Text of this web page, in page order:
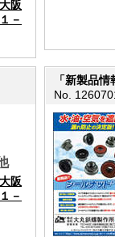
阪
－
阪
－
「新製品
No.